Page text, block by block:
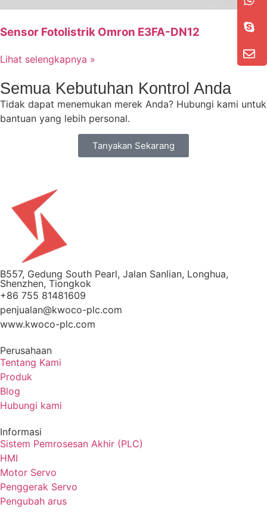
Sensor Fotolistrik Omron E3FA-DN12
Lihat selengkapnya »
Semua Kebutuhan Kontrol Anda
Tidak dapat menemukan merek Anda? Hubungi kami untuk
bantuan yang lebih personal.
Tanyakan Sekarang
B557, Gedung South Pearl, Jalan Sanlian, Longhua,
Shenzhen, Tiongkok
+86 755 81481609
penjualan@kwoco-plc.com
www.kwoco-plc.com
Perusahaan
Tentang Kami
Produk
Blog
Hubungi kami
Informasi
Sistem Pemrosesan Akhir (PLC)
HMI
Motor Servo
Penggerak Servo
Pengubah arus